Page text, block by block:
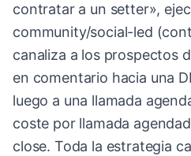
contratar a un setter»,
community/social-led
canaliza a los prospectos
en comentario hacia una
luego a una llamada
coste por llamada
close. Toda la estrategia